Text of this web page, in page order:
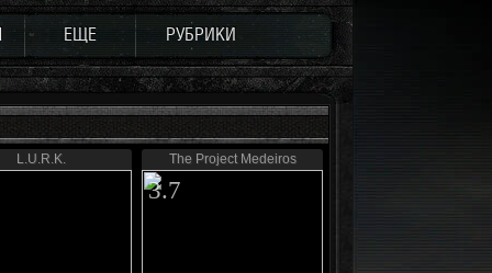
ЕЩЕ РУБРИКИ
L.U.R.K. The Project Medeiros
3.7